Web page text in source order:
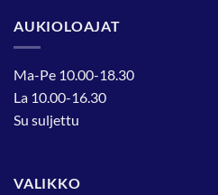
AUKIOLOAJAT
Ma-Pe 10.00-18.30
La 10.00-16.30
Su suljettu
VALIKKO